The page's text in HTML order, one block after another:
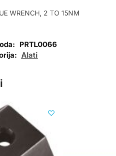
WRENCH, 2 TO 15NM
PRTL0066
Alati